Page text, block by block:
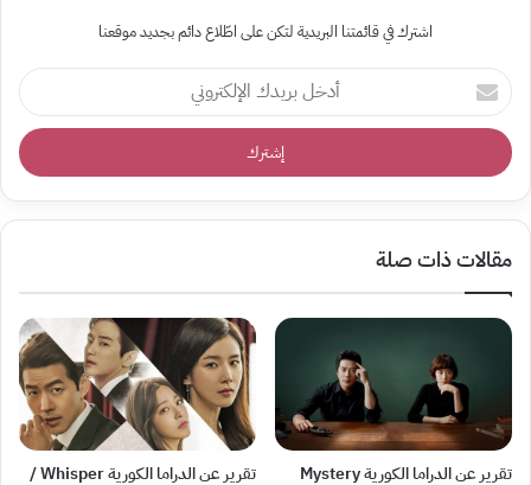
اشترك في قائمتنا البريدية لتكن على اطّلاع دائم بجديد موقعنا
أدخل
بريدك
الإلكتروني
مقالات ذات صلة
تقرير عن الدراما الكورية Mystery
تقرير عن الدراما الكورية Whisper /